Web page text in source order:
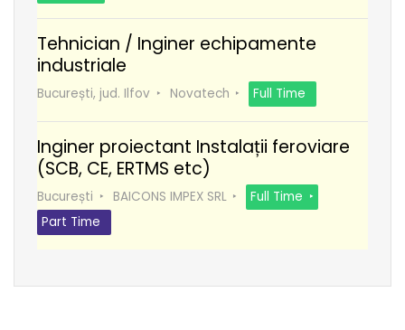
Tehnician / Inginer echipamente
industriale
București, jud. Ilfov Novatech Full Time
Inginer proiectant Instalații feroviare
(SCB, CE, ERTMS etc)
București BAICONS IMPEX SRL
Full Time
Part Time